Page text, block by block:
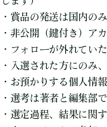
・賞品の発送は国内の
・非公開（鍵付き）ア
・フォローが外れてい
・入選された方にのみ
・お預かりする個人情
・選考は著者と編集部
・選定過程、結果に関